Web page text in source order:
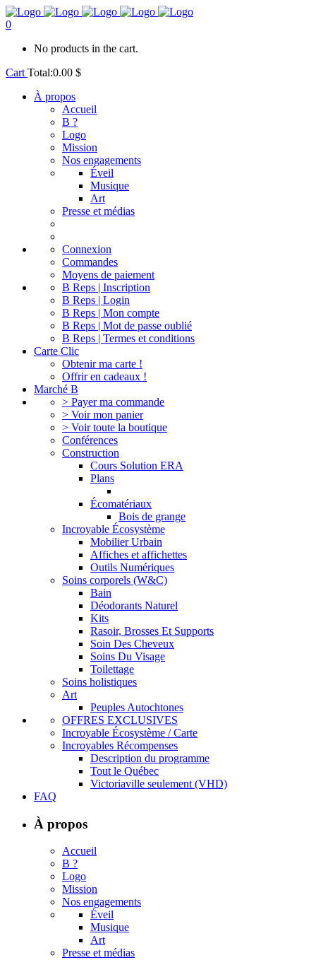
0
No products in the cart.
Cart Total:0.00 $
À propos
Accueil
B ?
Logo
Mission
Nos engagements
Éveil
Musique
Art
Presse et médias
Connexion
Commandes
Moyens de paiement
B Reps | Inscription
B Reps | Login
B Reps | Mon compte
B Reps | Mot de passe oublié
B Reps | Termes et conditions
Carte Clic
Obtenir ma carte !
Offrir en cadeaux !
Marché B
> Payer ma commande
> Voir mon panier
> Voir toute la boutique
Conférences
Construction
Cours Solution ERA
Plans
Écomatériaux
Bois de grange
Incroyable Écosystème
Mobilier Urbain
Affiches et affichettes
Outils Numériques
Soins corporels (W&C)
Bain
Déodorants Naturel
Kits
Rasoir, Brosses Et Supports
Soin Des Cheveux
Soins Du Visage
Toilettage
Soins holistiques
Art
Peuples Autochtones
OFFRES EXCLUSIVES
Incroyable Écosystème / Carte
Incroyables Récompenses
Description du programme
Tout le Québec
Victoriaville seulement (VHD)
FAQ
À propos
Accueil
B ?
Logo
Mission
Nos engagements
Éveil
Musique
Art
Presse et médias